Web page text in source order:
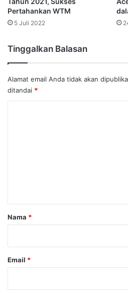
Pertahankan WTM
5 Juli 2022
Tinggalkan Balasan
Alamat email Anda tidak akan
ditandai *
rNama *
Email *